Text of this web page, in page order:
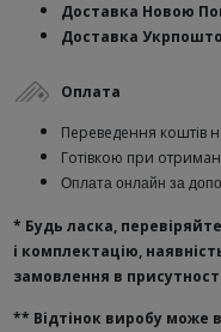
Доставка Новою
Доставка
Оплата
Переведення коштів
Готівкою при
Оплата онлайн за
* Будь ласка,
і комплектацію,
замовлення в
** Відтінок виробу може